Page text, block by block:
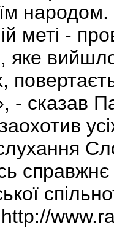
меті -
вийшло
- сказав